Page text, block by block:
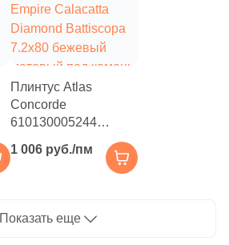
Плинтус Atlas
Concorde
610130005244
Diamond Battiscopa
1 006 руб./пм
Показать еще